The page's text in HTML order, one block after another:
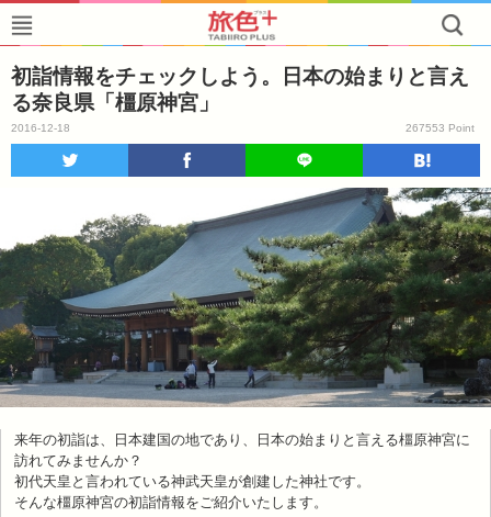
初詣情報をチェックしよう。日本の始まりと言え
る奈良県「橿原神宮」
2016-12-18 267553 Point
来年の初詣は、日本建国の地であり、日本の始まりと言える橿原神宮に
訪れてみませんか？
初代天皇と言われている神武天皇が創建した神社です。
そんな橿原神宮の初詣情報をご紹介いたします。